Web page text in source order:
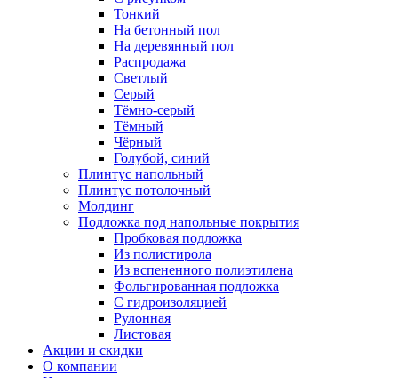
Тонкий
На бетонный пол
На деревянный пол
Распродажа
Светлый
Серый
Тёмно-серый
Тёмный
Чёрный
Голубой, синий
Плинтус напольный
Плинтус потолочный
Молдинг
Подложка под напольные покрытия
Пробковая подложка
Из полистирола
Из вспененного полиэтилена
Фольгированная подложка
С гидроизоляцией
Рулонная
Листовая
Акции и скидки
О компании